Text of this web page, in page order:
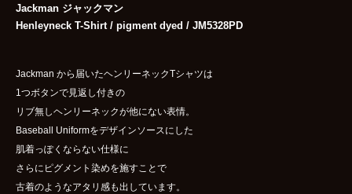
Jackman ジャックマン
Henleyneck T-Shirt / pigment dyed / JM5328PD
Jackman から届いたヘンリーネックTシャツは
1つボタンで見返し付きの
リブ無しヘンリーネックが他にない表情。
Baseball Uniformをデザインソースにした
肌着っぽくならない仕様に
さらにピグメント染めを施すことで
古着のようなアタリ感も出しています。